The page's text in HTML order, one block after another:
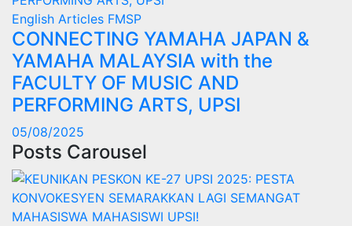
English Articles FMSP
CONNECTING YAMAHA JAPAN &
YAMAHA MALAYSIA with the
FACULTY OF MUSIC AND
PERFORMING ARTS, UPSI
05/08/2025
Posts Carousel